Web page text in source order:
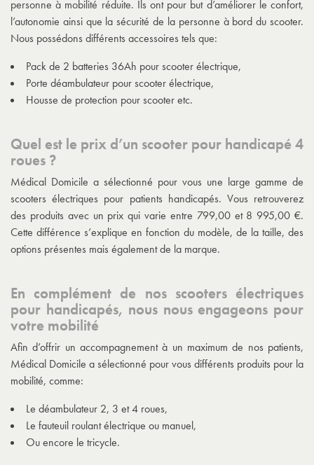
personne à mobilité réduite. Ils ont pour but d’améliorer le confort,
l’autonomie ainsi que la sécurité de la personne à bord du scooter.
Nous possédons différents accessoires tels que:
Pack de 2 batteries 36Ah pour scooter électrique,
Porte déambulateur pour scooter électrique,
Housse de protection pour scooter etc.
Quel est le prix d’un scooter pour handicapé 4
roues ?
Médical Domicile a sélectionné pour vous une large gamme de
scooters électriques pour patients handicapés. Vous retrouverez
des produits avec un prix qui varie entre 799,00 et 8 995,00 €.
Cette différence s’explique en fonction du modèle, de la taille, des
options présentes mais également de la marque.
En complément de nos scooters électriques
pour handicapés, nous nous engageons pour
votre mobilité
Afin d’offrir un accompagnement à un maximum de nos patients,
Médical Domicile a sélectionné pour vous différents produits pour la
mobilité, comme:
Le déambulateur 2, 3 et 4 roues,
Le fauteuil roulant électrique ou manuel,
Ou encore le tricycle.